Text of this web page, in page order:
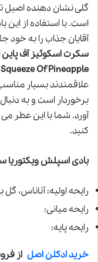
گلی نشان دهنده اصیل
است. با استفاده از
آقایان جذاب را به خود
Squeeze Of Pineapple
علاقمندند بسیار
برخوردار است و به
آورد. شما با این عطر
کنید.
بادی اسپلش ویکتوریا
رایحه اولیه: آناناس، گل
رایحه میانی:
رایحه پایه:
خرید ادکلن اصل از